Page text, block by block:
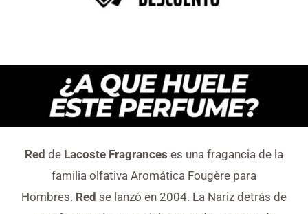
Red de Lacoste Fragrances es una fragancia de la
familia olfativa Aromática Fougère para
Hombres. Red se lanzó en 2004. La Nariz detrás de